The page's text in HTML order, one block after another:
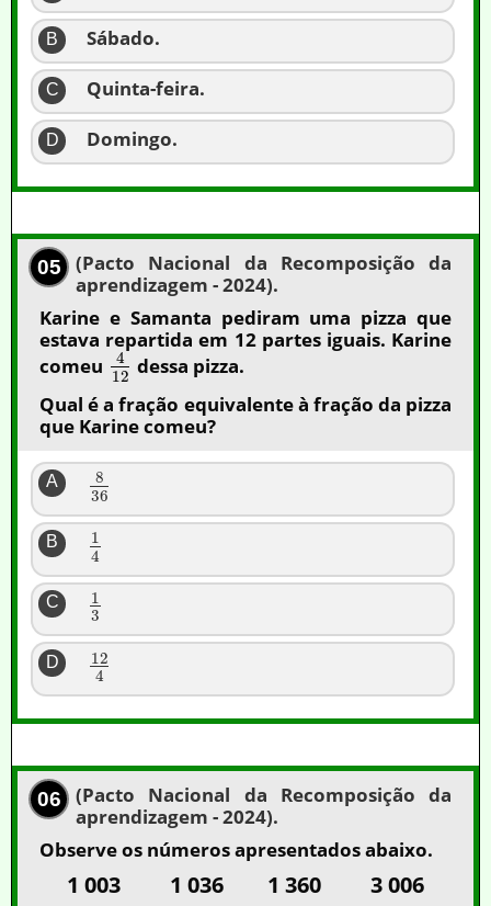
B Sábado.
C Quinta-feira.
D Domingo.
05
(Pacto Nacional da Recomposição da
aprendizagem - 2024).
Karine e Samanta pediram uma pizza que
estava repartida em 12 partes iguais. Karine
comeu
4
12 dessa pizza.
Qual é a fração equivalente à fração da pizza
que Karine comeu?
A
8
36
B
1
4
C
1
3
D
12
4
06
(Pacto Nacional da Recomposição da
aprendizagem - 2024).
Observe os números apresentados abaixo.
1 003 1 036 1 360 3 006